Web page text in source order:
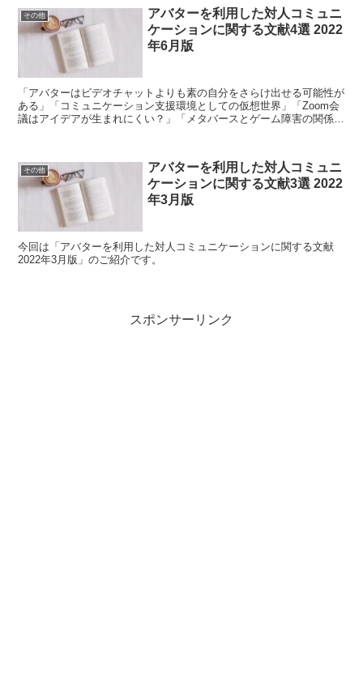
その他
アバターを利用した対人コミュニ
ケーションに関する文献4選 2022
年6月版
「アバターはビデオチャットよりも素の自分をさらけ出せる可能性が
ある」「コミュニケーション支援環境としての仮想世界」「Zoom会
議はアイデアが生まれにくい？」「メタバースとゲーム障害の関係」
その他
アバターを利用した対人コミュニ
ケーションに関する文献3選 2022
年3月版
今回は「アバターを利用した対人コミュニケーションに関する文献
2022年3月版」のご紹介です。
スポンサーリンク